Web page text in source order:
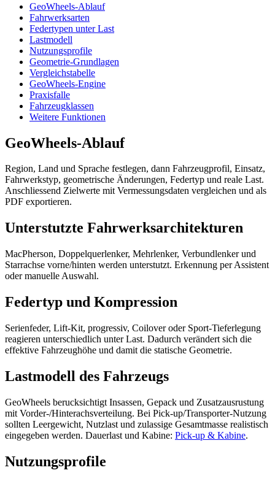
GeoWheels-Ablauf
Fahrwerksarten
Federtypen unter Last
Lastmodell
Nutzungsprofile
Geometrie-Grundlagen
Vergleichstabelle
GeoWheels-Engine
Praxisfalle
Fahrzeugklassen
Weitere Funktionen
GeoWheels-Ablauf
Region, Land und Sprache festlegen, dann Fahrzeugprofil, Einsatz,
Fahrwerkstyp, geometrische Änderungen, Federtyp und reale Last.
Anschliessend Zielwerte mit Vermessungsdaten vergleichen und als
PDF exportieren.
Unterstutzte Fahrwerksarchitekturen
MacPherson, Doppelquerlenker, Mehrlenker, Verbundlenker und
Starrachse vorne/hinten werden unterstutzt. Erkennung per Assistent
oder manuelle Auswahl.
Federtyp und Kompression
Serienfeder, Lift-Kit, progressiv, Coilover oder Sport-Tieferlegung
reagieren unterschiedlich unter Last. Dadurch verändert sich die
effektive Fahrzeughöhe und damit die statische Geometrie.
Lastmodell des Fahrzeugs
GeoWheels berucksichtigt Insassen, Gepack und Zusatzausrustung
mit Vorder-/Hinterachsverteilung. Bei Pick-up/Transporter-Nutzung
sollten Leergewicht, Nutzlast und zulassige Gesamtmasse realistisch
eingegeben werden. Dauerlast und Kabine: Pick-up & Kabine.
Nutzungsprofile